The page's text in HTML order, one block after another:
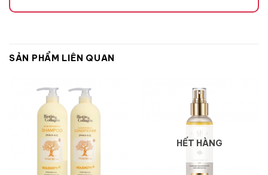
SẢN PHẨM LIÊN QUAN
HẾT HÀNG